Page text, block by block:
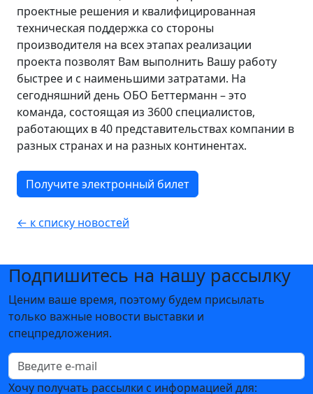
проектные решения и квалифицированная
техническая поддержка со стороны
производителя на всех этапах реализации
проекта позволят Вам выполнить Вашу работу
быстрее и с наименьшими затратами. На
сегодняшний день ОБО Беттерманн – это
команда, состоящая из 3600 специалистов,
работающих в 40 представительствах компании в
разных странах и на разных континентах.
Получите электронный билет
← к списку новостей
Подпишитесь на нашу рассылку
Ценим ваше время, поэтому будем присылать
только важные новости выставки и
спецпредложения.
Хочу получать рассылки с информацией для: